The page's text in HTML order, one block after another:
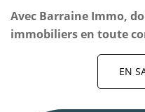
Avec Barraine Immo,
immobiliers en toute
EN